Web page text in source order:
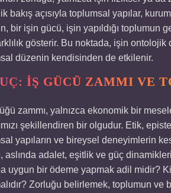
bakış açısıyla toplumsal yapılar,
bir işin gücü, işin yapıldığı toplumun
gösterir. Bu noktada, işin
düzenin kendisinden de etkilenir.
İŞ GÜCÜ ZAMMI VE
zammı, yalnızca ekonomik bir
şekillendiren bir olgudur. Etik,
yapıların ve bireysel deneyimlerin
aslında adalet, eşitlik ve güç
uygun bir ödeme yapmak adil midir?
Zorluğu belirlemek, toplumun ve